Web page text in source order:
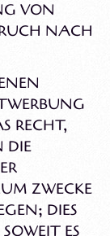
VON
NACH
RECHT,
DIE
ZWECKE
DIES
ES